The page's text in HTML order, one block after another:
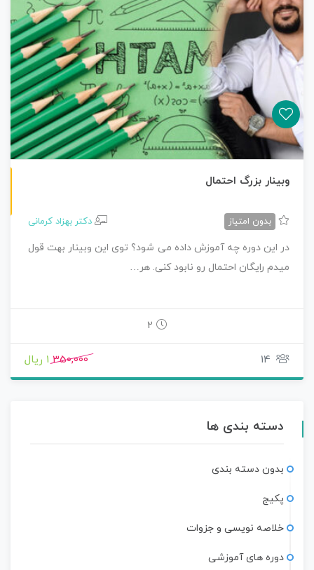
وبینار بزرگ احتمال
بدون امتیاز دکتر بهزاد کرمانی
در این دوره چه آموزش داده می شود؟ توی این وبینار بهت قول
میدم رایگان احتمال رو نابود کنی. هر…
2
14
350,000 1 ریال
دسته بندی ها
بدون دسته بندی
پکیج
خلاصه نویسی و جزوات
دوره های آموزشی